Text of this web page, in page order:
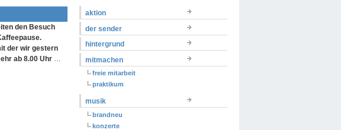
den Besuch
der wir gestern
ab 8.00 Uhr
aktion
der sender
hintergrund
mitmachen
freie mitarbeit
praktikum
musik
brandneu
konzerte